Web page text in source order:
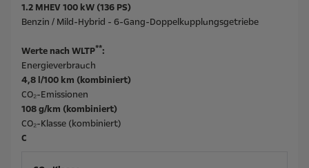
1.2 MHEV 100 kW (136 PS)
Benzin / Mild-Hybrid - 6-Gang-Doppelkupplungsgetriebe
Werte nach WLTP**:
Energieverbrauch
4,8 l/100 km (kombiniert)
CO₂-Emissionen
108 g/km (kombiniert)
CO₂-Klasse (kombiniert)
C